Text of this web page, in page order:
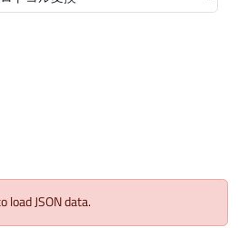
load JSON data.